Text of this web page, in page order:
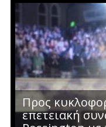
Προς
επετειακή